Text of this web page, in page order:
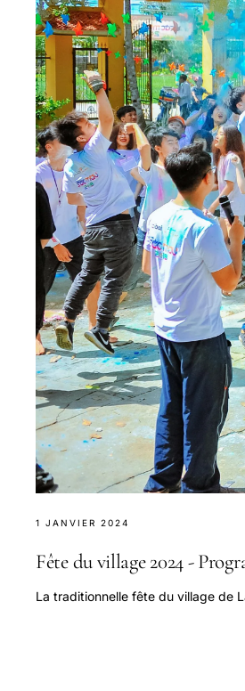
1 JANVIER 2024
Fête du village 2024 -
La traditionnelle fête du village de